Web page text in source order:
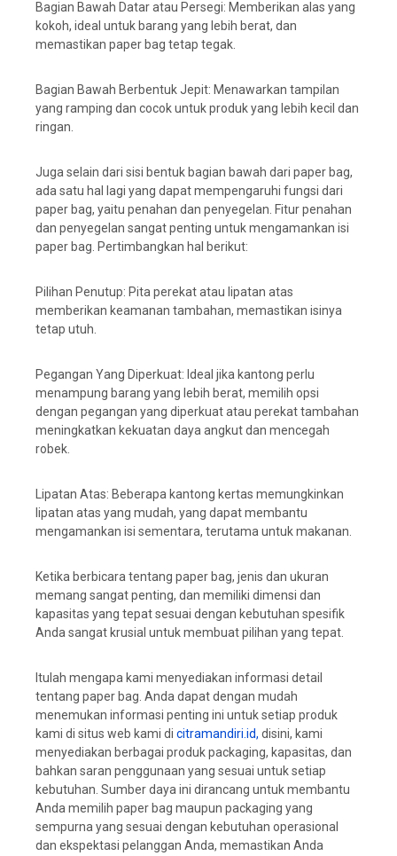
Bagian Bawah Datar atau Persegi: Memberikan alas yang
kokoh, ideal untuk barang yang lebih berat, dan
memastikan paper bag tetap tegak.
Bagian Bawah Berbentuk Jepit: Menawarkan tampilan
yang ramping dan cocok untuk produk yang lebih kecil dan
ringan.
Juga selain dari sisi bentuk bagian bawah dari paper bag,
ada satu hal lagi yang dapat mempengaruhi fungsi dari
paper bag, yaitu penahan dan penyegelan. Fitur penahan
dan penyegelan sangat penting untuk mengamankan isi
paper bag. Pertimbangkan hal berikut:
Pilihan Penutup: Pita perekat atau lipatan atas
memberikan keamanan tambahan, memastikan isinya
tetap utuh.
Pegangan Yang Diperkuat: Ideal jika kantong perlu
menampung barang yang lebih berat, memilih opsi
dengan pegangan yang diperkuat atau perekat tambahan
meningkatkan kekuatan daya angkut dan mencegah
robek.
Lipatan Atas: Beberapa kantong kertas memungkinkan
lipatan atas yang mudah, yang dapat membantu
mengamankan isi sementara, terutama untuk makanan.
Ketika berbicara tentang paper bag, jenis dan ukuran
memang sangat penting, dan memiliki dimensi dan
kapasitas yang tepat sesuai dengan kebutuhan spesifik
Anda sangat krusial untuk membuat pilihan yang tepat.
Itulah mengapa kami menyediakan informasi detail
tentang paper bag. Anda dapat dengan mudah
menemukan informasi penting ini untuk setiap produk
kami di situs web kami di citramandiri.id, disini, kami
menyediakan berbagai produk packaging, kapasitas, dan
bahkan saran penggunaan yang sesuai untuk setiap
kebutuhan. Sumber daya ini dirancang untuk membantu
Anda memilih paper bag maupun packaging yang
sempurna yang sesuai dengan kebutuhan operasional
dan ekspektasi pelanggan Anda, memastikan Anda